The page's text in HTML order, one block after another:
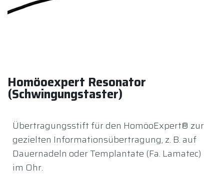
Homöoexpert Resonator
(Schwingungstaster)
Übertragungsstift für den HomöoExpert® zur
gezielten Informationsübertragung, z. B. auf
Dauernadeln oder Templantate (Fa. Lamatec)
im Ohr.